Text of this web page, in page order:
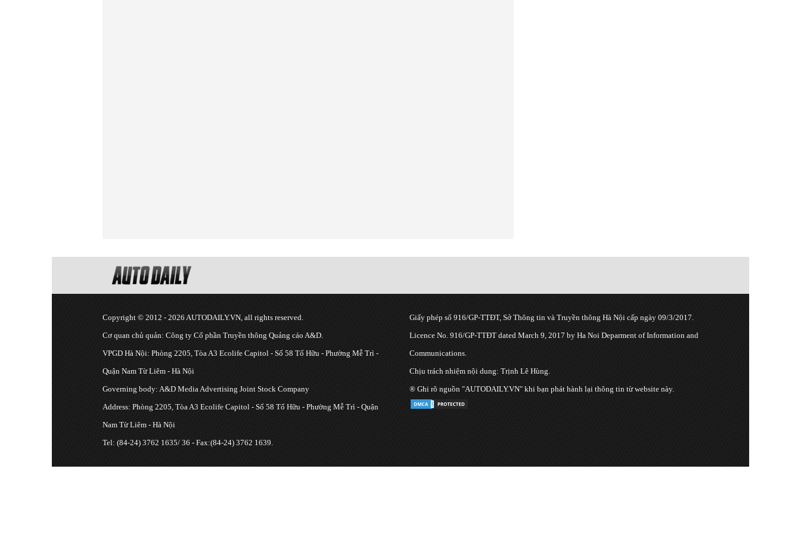
Copyright © 2012 - 2026 AUTODAILY.VN, all rights reserved.
Cơ quan chủ quản: Công ty Cổ phần Truyền thông Quảng cáo A&D.
VPGD Hà Nội: Phòng 2205, Tòa A3 Ecolife Capitol - Số 58 Tố Hữu - Phường Mễ Trì -
Quận Nam Từ Liêm - Hà Nội
Governing body: A&D Media Advertising Joint Stock Company
Address: Phòng 2205, Tòa A3 Ecolife Capitol - Số 58 Tố Hữu - Phường Mễ Trì - Quận
Nam Từ Liêm - Hà Nội
Tel: (84-24) 3762 1635/ 36 - Fax:(84-24) 3762 1639.
Giấy phép số 916/GP-TTĐT, Sở Thông tin và Truyền thông Hà Nội cấp ngày 09/3/2017.
Licence No. 916/GP-TTĐT dated March 9, 2017 by Ha Noi Deparment of Information and
Communications.
Chịu trách nhiệm nội dung: Trịnh Lê Hùng.
® Ghi rõ nguồn "AUTODAILY.VN" khi bạn phát hành lại thông tin từ website này.